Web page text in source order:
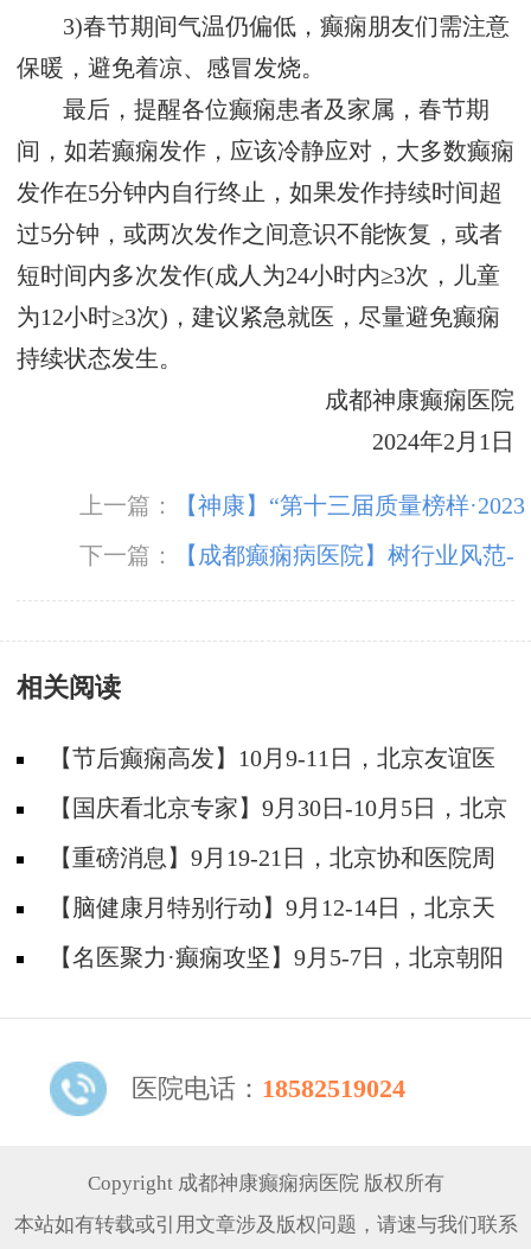
3)春节期间气温仍偏低，癫痫朋友们需注意
保暖，避免着凉、感冒发烧。
最后，提醒各位癫痫患者及家属，春节期
间，如若癫痫发作，应该冷静应对，大多数癫痫
发作在5分钟内自行终止，如果发作持续时间超
过5分钟，或两次发作之间意识不能恢复，或者
短时间内多次发作(成人为24小时内≥3次，儿童
为12小时≥3次)，建议紧急就医，尽量避免癫痫
持续状态发生。
成都神康癫痫医院
2024年2月1日
上一篇：
【神康】“第十三届质量榜样·2023
年度总评榜”揭晓，我院被评为“2023年度·消费
者信得过老品牌”
下一篇：
【成都癫痫病医院】树行业风范-
立专业品质！3月15日，成都神康癫痫医院荣登
相关阅读
【节后癫痫高发】10月9-11日，北京友谊医
院陈葵博士免费会诊+治疗援助，破解癫痫难
题！
【国庆看北京专家】9月30日-10月5日，北京
天坛&首钢医院两大专家蓉城亲诊+癫痫大额救
助，速约！
【重磅消息】9月19-21日，北京协和医院周
祥琴教授成都领衔会诊，共筑全年龄段抗癫防
线！
【脑健康月特别行动】9月12-14日，北京天
坛医院杨涛博士免费会诊+超万元援助，护航全
【名医聚力·癫痫攻坚】9月5-7日，北京朝阳
限，速约
医院电话： 18582519024
Copyright 成都神康癫痫病医院 版权所有
本站如有转载或引用文章涉及版权问题，请速与我们联系